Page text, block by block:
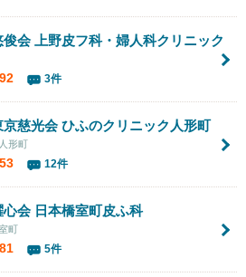
俊会 上野皮フ科・婦人科クリニック
3件
京慈光会 ひふのクリニック人形町
形町
12件
心会 日本橋室町皮ふ科
町
5件